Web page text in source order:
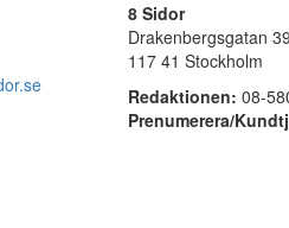
8 Sidor
Drakenbergsgatan 39
117 41 Stockholm
Redaktionen: 08-
Prenumerera/